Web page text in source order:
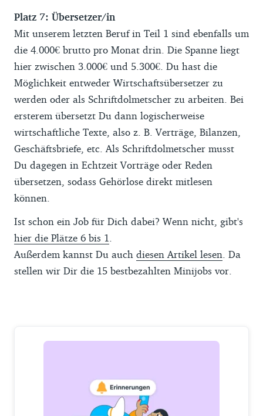
Platz 7: Übersetzer/in
Mit unserem letzten Beruf in Teil 1 sind ebenfalls um
die 4.000€ brutto pro Monat drin. Die Spanne liegt
hier zwischen 3.000€ und 5.300€. Du hast die
Möglichkeit entweder Wirtschaftsübersetzer zu
werden oder als Schriftdolmetscher zu arbeiten. Bei
ersterem übersetzt Du dann logischerweise
wirtschaftliche Texte, also z. B. Verträge, Bilanzen,
Geschäftsbriefe, etc. Als Schriftdolmetscher musst
Du dagegen in Echtzeit Vorträge oder Reden
übersetzen, sodass Gehörlose direkt mitlesen
können.
Ist schon ein Job für Dich dabei? Wenn nicht, gibt's
hier die Plätze 6 bis 1
Außerdem kannst Du auch diesen Artikel lesen . Da
stellen wir Dir die 15 bestbezahlten Minijobs vor.